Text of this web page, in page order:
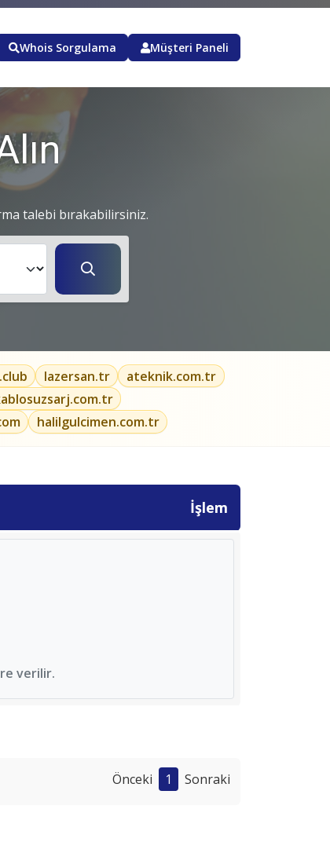
Whois Sorgulama Müşteri Paneli
talebi bırakabilirsiniz.
lazersan.tr
ateknik.com.tr
halilgulcimen.com.tr
İşlem
verilir.
Önceki 1 Sonraki